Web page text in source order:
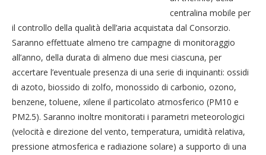
centralina mobile per
il controllo della qualità dell’aria acquistata dal Consorzio.
Saranno effettuate almeno tre campagne di monitoraggio
all’anno, della durata di almeno due mesi ciascuna, per
accertare l’eventuale presenza di una serie di inquinanti: ossidi
di azoto, biossido di zolfo, monossido di carbonio, ozono,
benzene, toluene, xilene il particolato atmosferico (PM10 e
PM2.5). Saranno inoltre monitorati i parametri meteorologici
(velocità e direzione del vento, temperatura, umidità relativa,
pressione atmosferica e radiazione solare) a supporto di una